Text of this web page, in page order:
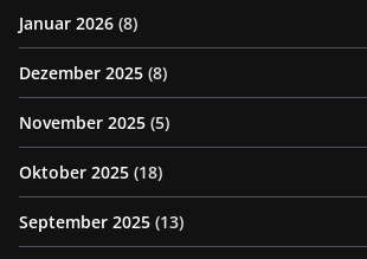
Januar 2026 (8)
Dezember 2025 (8)
November 2025 (5)
Oktober 2025 (18)
September 2025 (13)